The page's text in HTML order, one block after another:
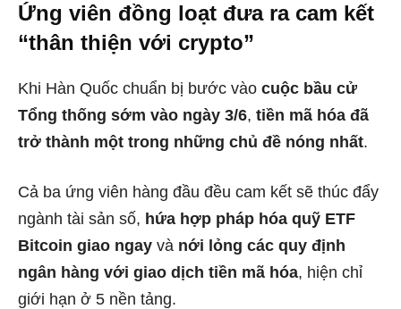
Ứng viên đồng loạt đưa ra cam kết
“thân thiện với crypto”
Khi Hàn Quốc chuẩn bị bước vào cuộc bầu cử
Tổng thống sớm vào ngày 3/6, tiền mã hóa đã
trở thành một trong những chủ đề nóng nhất.
Cả ba ứng viên hàng đầu đều cam kết sẽ thúc đẩy
ngành tài sản số, hứa hợp pháp hóa quỹ ETF
Bitcoin giao ngay và nới lỏng các quy định
ngân hàng với giao dịch tiền mã hóa, hiện chỉ
giới hạn ở 5 nền tảng.